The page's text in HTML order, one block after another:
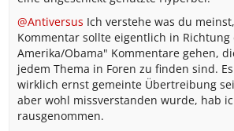
@Antiversus Ich verstehe was du
Kommentar sollte eigentlich in Richtung
Amerika/Obama" Kommentare gehen,
jedem Thema in Foren zu finden sind.
wirklich ernst gemeinte Übertreibung
aber wohl missverstanden wurde, hab
rausgenommen.